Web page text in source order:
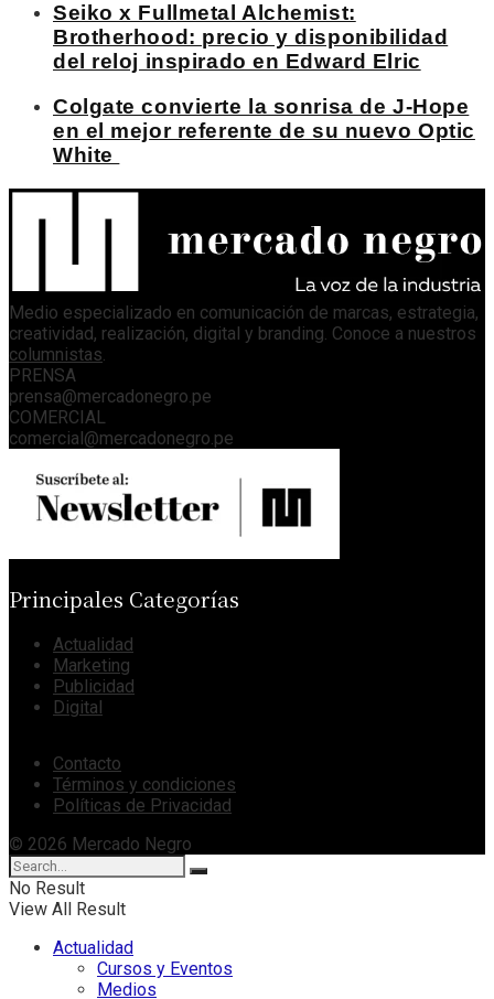
Seiko x Fullmetal Alchemist:
Brotherhood: precio y disponibilidad
del reloj inspirado en Edward Elric
Colgate convierte la sonrisa de J-Hope
en el mejor referente de su nuevo Optic
White
Medio especializado en comunicación de marcas, estrategia,
creatividad, realización, digital y branding. Conoce a nuestros
columnistas
PRENSA
prensa@mercadonegro.pe
COMERCIAL
comercial@mercadonegro.pe
Principales Categorías
Actualidad
Marketing
Publicidad
Digital
Contacto
Términos y condiciones
Políticas de Privacidad
© 2026 Mercado Negro
No Result
View All Result
Actualidad
Cursos y Eventos
Medios